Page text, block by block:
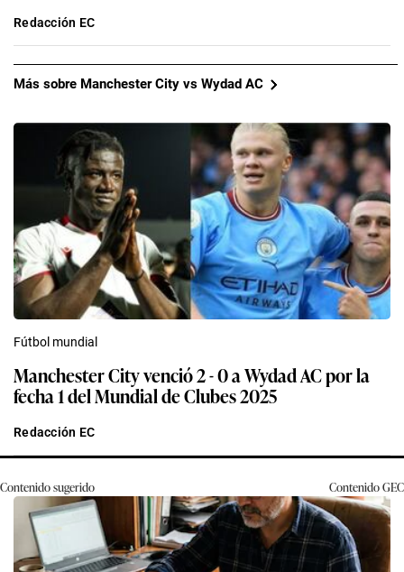
Redacción EC
Más sobre Manchester City vs Wydad AC
Fútbol mundial
Manchester City venció 2 - 0 a Wydad AC por la
fecha 1 del Mundial de Clubes 2025
Redacción EC
Contenido sugerido ContenidoGEC